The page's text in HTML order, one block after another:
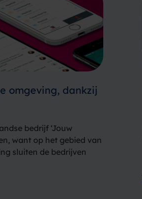
omgeving, dankzij
bedrijf ‘Jouw
want op het gebied van
sluiten de bedrijven